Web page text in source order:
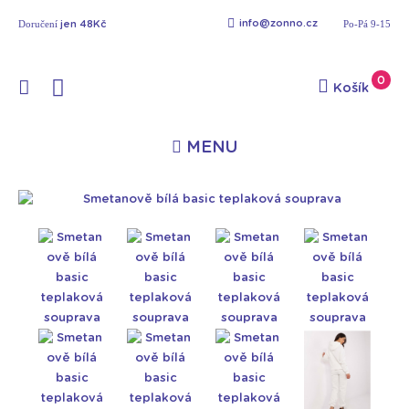
Doručení jen 48Kč info@zonno.cz Po-Pá 9-15
Košík
0
MENU